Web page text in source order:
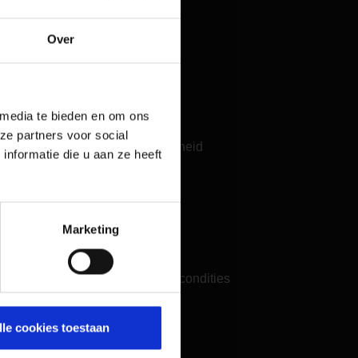
Over
te bieden en om ons
partners voor social
die u aan ze heeft
Marketing
cookies toestaan
Veelgestelde vragen
Contacteer ons
Juridische zaken
Informatie over toegankelijkheid
Klokkenluidersysteem(Link naar externe website)
Colofon
Gegevensbescherming
Algemene voorwaarden en condities